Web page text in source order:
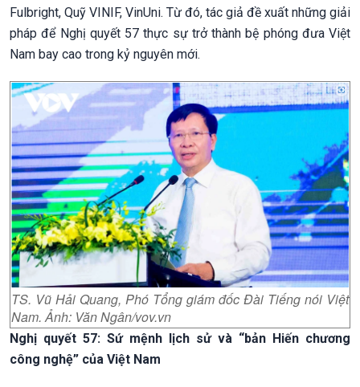
Fulbright, Quỹ VINIF, VinUni. Từ đó, tác giả đề xuất những giải
pháp để Nghị quyết 57 thực sự trở thành bệ phóng đưa Việt
Nam bay cao trong kỷ nguyên mới.
TS. Vũ Hải Quang, Phó Tổng giám đốc Đài Tiếng nói Việt
Nam. Ảnh: Văn Ngân/vov.vn
Nghị quyết 57: Sứ mệnh lịch sử và “bản Hiến chương
công nghệ” của Việt Nam